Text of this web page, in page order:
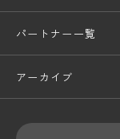
パートナー一覧
アーカイブ